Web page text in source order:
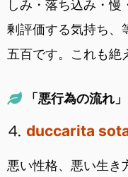
しみ・落ち込み・慢
剰評価する気持ち、
五百です。これも絶
「悪行為の流れ
⒋ duccarita
悪い性格、悪い生き